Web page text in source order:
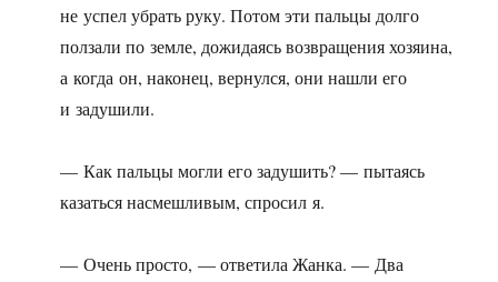
не успел убрать руку. Потом эти пальцы долго
ползали по земле, дожидаясь возвращения хозяина,
а когда он, наконец, вернулся, они нашли его
и задушили.
— Как пальцы могли его задушить? — пытаясь
казаться насмешливым, спросил я.
— Очень просто, — ответила Жанка. — Два